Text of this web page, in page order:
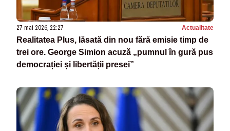
27 mai 2026, 22:27 Actualitate
Realitatea Plus, lăsată din nou fără emisie timp de
trei ore. George Simion acuză „pumnul în gură pus
democrației și libertății presei”